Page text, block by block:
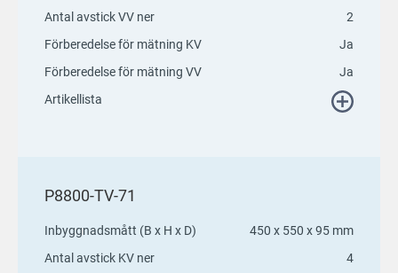
Antal avstick VV ner
2
Förberedelse för mätning KV
Ja
Förberedelse för mätning VV
Ja
Artikellista
P8800-TV-71
Inbyggnadsmått (B x H x D)
450 x 550 x 95 mm
Antal avstick KV ner
4